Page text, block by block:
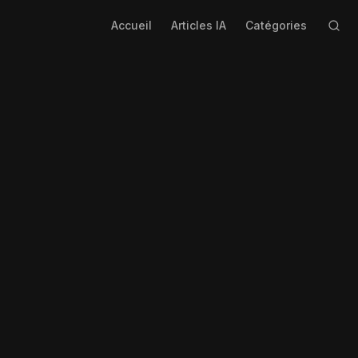
Accueil Articles IA Catégories